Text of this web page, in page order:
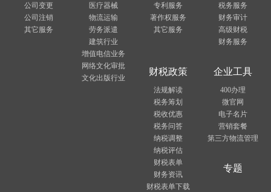
公司变更
公司注销
其它服务
医疗器械
物流运输
劳务派遣
建筑行业
增值电信业务
网络文化审批
文化出版行业
专利服务
著作权服务
其它服务
税务服务
财务审计
高级财税
财务服务
财税政策
法规解读
税务筹划
税收优惠
税务问答
纳税调整
纳税评估
财税表单
财务资讯
财税表单下载
企业工具
400办理
微官网
电子名片
营销套餐
第三方物流管理
专题